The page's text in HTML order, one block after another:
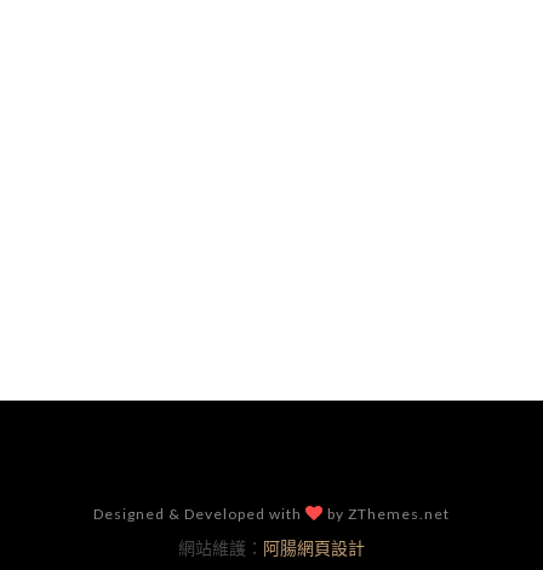
Designed & Developed with by ZThemes.net
網站維護： 阿腸網頁設計